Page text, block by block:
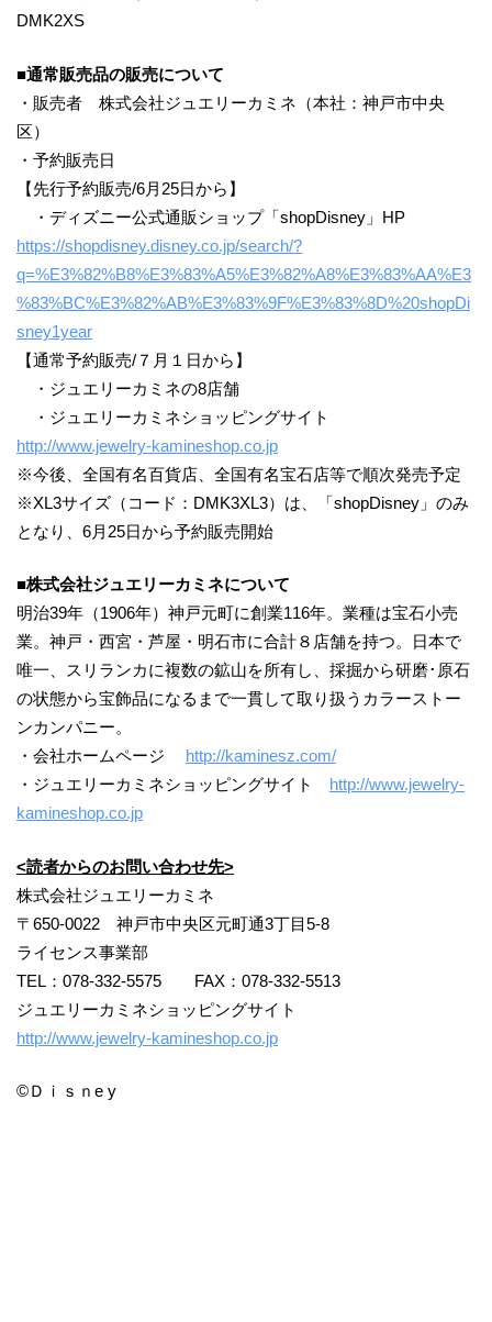
DMK2XS
■通常販売品の販売について
・販売者 株式会社ジュエリーカミネ（本社：神戸市中央
区）
・予約販売日
【先行予約販売/6月25日から】
・ディズニー公式通販ショップ「shopDisney」HP
https://shopdisney.disney.co.jp/search/?
q=%E3%82%B8%E3%83%A5%E3%82%A8%E3%83%AA%E3
%83%BC%E3%82%AB%E3%83%9F%E3%83%8D%20shopDi
sney1year
【通常予約販売/７月１日から】
・ジュエリーカミネの8店舗
・ジュエリーカミネショッピングサイト
http://www.jewelry-kamineshop.co.jp
※今後、全国有名百貨店、全国有名宝石店等で順次発売予定
※XL3サイズ（コード：DMK3XL3）は、「shopDisney」のみ
となり、6月25日から予約販売開始
■株式会社ジュエリーカミネについて
明治39年（1906年）神戸元町に創業116年。業種は宝石小売
業。神戸・西宮・芦屋・明石市に合計８店舗を持つ。日本で
唯一、スリランカに複数の鉱山を所有し、採掘から研磨･原石
の状態から宝飾品になるまで一貫して取り扱うカラーストー
ンカンパニー。
・会社ホームページ http://kaminesz.com/
・ジュエリーカミネショッピングサイト http://www.jewelry-
kamineshop.co.jp
<読者からのお問い合わせ先>
株式会社ジュエリーカミネ
〒650-0022 神戸市中央区元町通3丁目5-8
ライセンス事業部
TEL：078-332-5575 FAX：078-332-5513
ジュエリーカミネショッピングサイト
http://www.jewelry-kamineshop.co.jp
©️Ｄｉｓｎe y